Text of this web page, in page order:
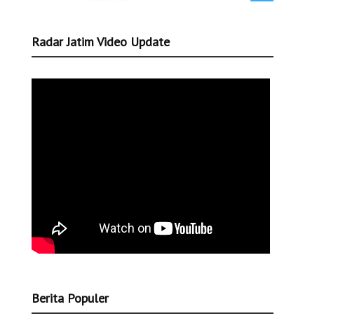
Radar Jatim Video Update
Berita Populer